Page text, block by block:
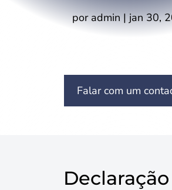
poradmin|jan 30,
Falar com um